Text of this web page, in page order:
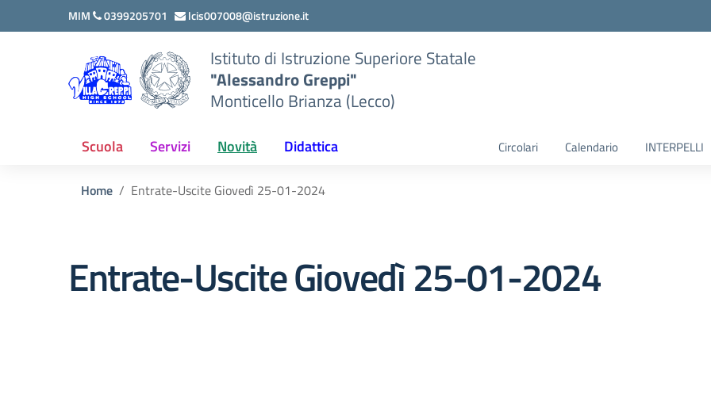
Vai ai contenuti
Vai al menu di navigazione
MIM 0399205701 lcis007008@istruzione.it
Istituto di Istruzione Superiore Statale
"Alessandro Greppi"
Monticello Brianza (Lecco)
Scuola Servizi Novità Didattica Circolari Calendario INTERPELLI
Home Entrate-Uscite Giovedì 25-01-2024
Entrate-Uscite Giovedì 25-01-2024